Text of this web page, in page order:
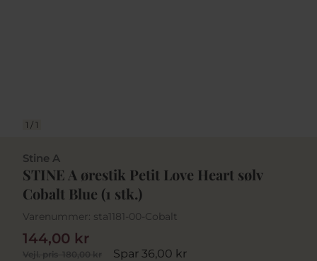
1 / 1
Stine A
STINE A ørestik Petit Love Heart sølv
Cobalt Blue (1 stk.)
Varenummer: sta1181-00-Cobalt
Vejl. pris180,00 kr Spar 36,00 kr
144,00 kr